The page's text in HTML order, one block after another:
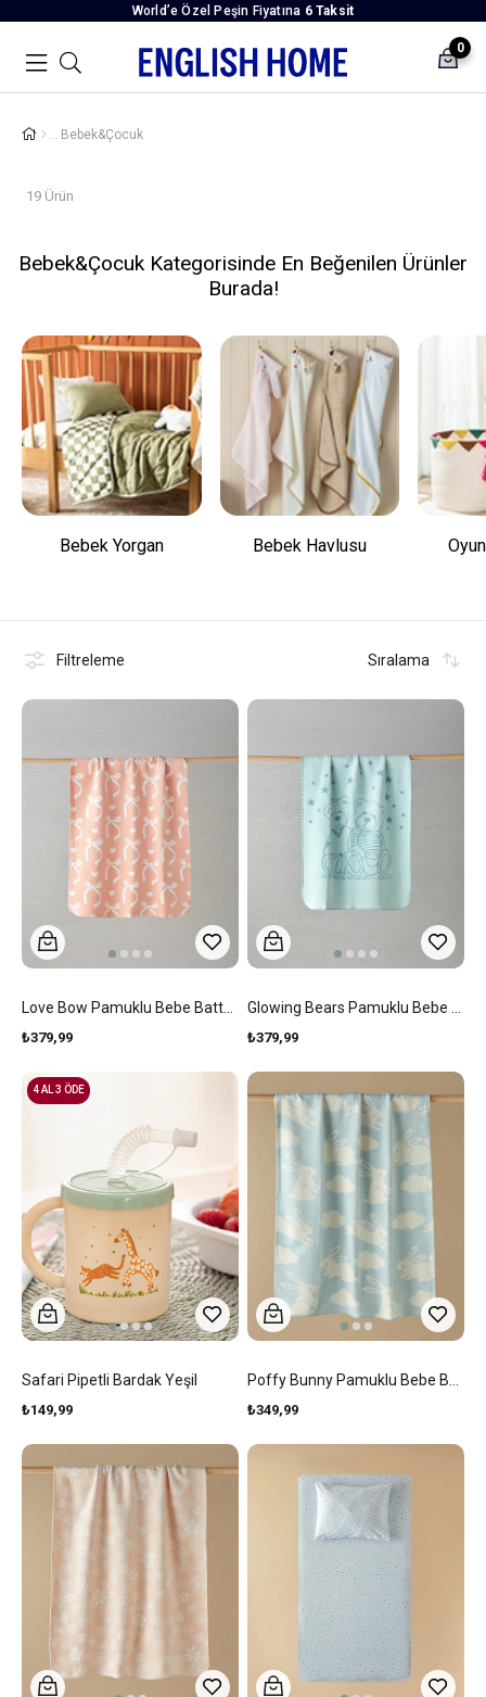
World’e Özel Peşin Fiyatına 6 Taksit
0
Bebek&Çocuk
19 Ürün
Bebek&Çocuk Kategorisinde En Beğenilen Ürünler
Burada!
Bebek Yorgan Bebek Havlusu
Filtreleme Sıralama
₺379,99 ₺379,99
Safari Pipetli Bardak Yeşil
₺149,99
4 AL 3 ÖDE
₺349,99